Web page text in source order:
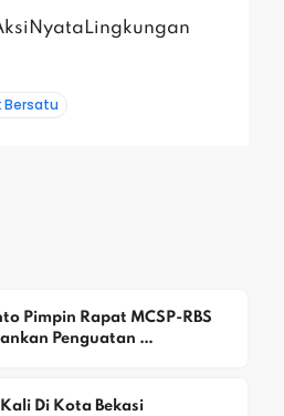
Bersatu
Pimpin Rapat MCSP-RBS
Penguatan
Di Kota Bekasi